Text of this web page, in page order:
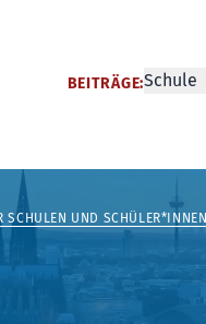
BEITRÄGE:Schule
SCHULEN UND SCHÜLER*INNEN